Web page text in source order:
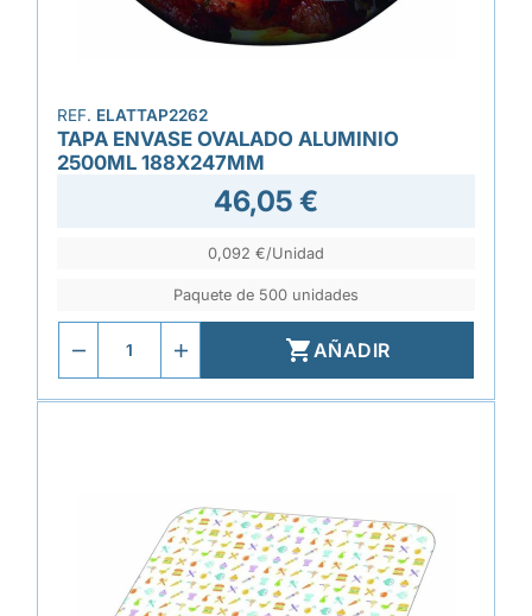
REF. ELATTAP2262
TAPA ENVASE OVALADO ALUMINIO
2500ML 188X247MM
46,05 €
0,092 €/Unidad
Paquete de 500 unidades
AÑADIR